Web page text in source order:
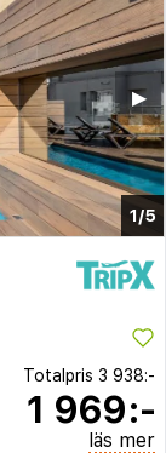
1/5
▶︎
Totalpris 3 938:-
1 969:-
läs mer